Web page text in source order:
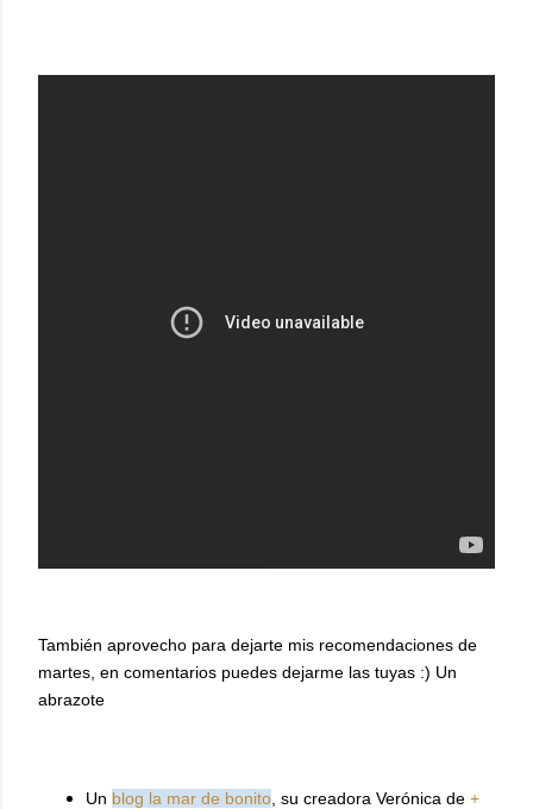
También aprovecho para dejarte mis recomendaciones de
martes, en comentarios puedes dejarme las tuyas :) Un
abrazote
Un blog la mar de bonito , su creadora Verónica de +